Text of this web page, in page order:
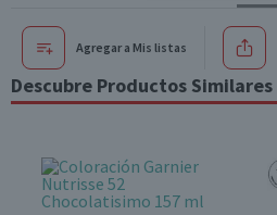
Agregar a Mis listas
Descubre Productos Similares